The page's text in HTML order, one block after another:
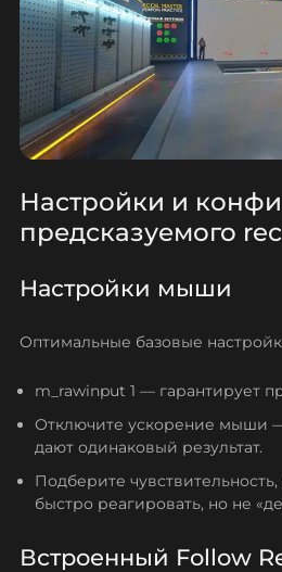
Настройки и
предсказуемого
Настройки мыши
Оптимальные базовые
m_rawinput 1 — гарантирует
Отключите ускорение мыши
дают одинаковый результат.
Подберите
быстро реагировать, но не
Встроенный Follow